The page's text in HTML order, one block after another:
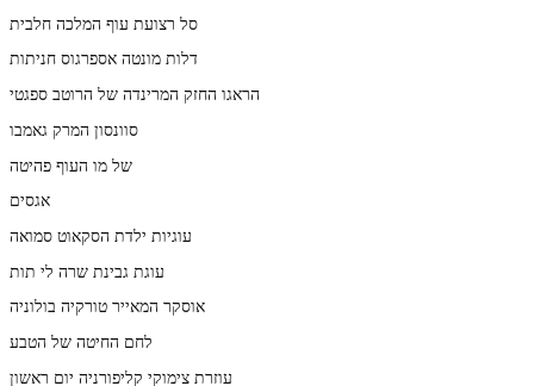
סל רצועת עוף המלכה חלבית
דלות מונטה אספרגוס חניתות
הראגו החזק המרינדה של הרוטב ספגטי
סוונסון המרק גאמבו
של מו העוף פהיטה
אגסים
עוגיות ילדת הסקאוט סמואה
עוגת גבינת שרה לי תות
אוסקר המאייר טורקיה בולוניה
לחם החיטה של הטבע
עוזרת צימוקי קליפורניה יום ראשון